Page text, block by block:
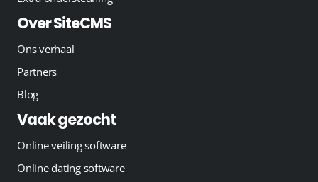
Over SiteCMS
Ons verhaal
Partners
Blog
Vaak gezocht
Online veiling software
Online dating software